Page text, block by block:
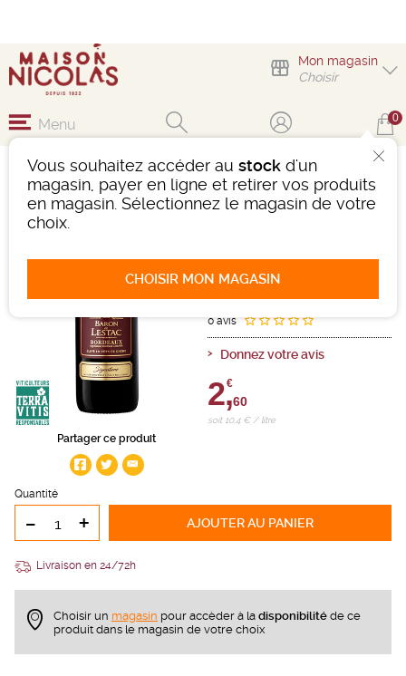
Mon magasin
Choisir
Vous souhaitez accéder au stock d'un
magasin, payer en ligne et retirer vos produits
en magasin. Sélectionnez le magasin de votre
choix.
CHOISIR MON MAGASIN
Menu 0
Partager ce produit
BARON DE LESTAC
SIGNATURE 25 CL
0 avis
Donnez votre avis
2,
€
60
soit 10,4 € / litre
Quantité
- + AJOUTERAU PANIER
Livraison en 24/72h
Choisir un magasin pour accèder à la disponibilité de ce
produit dans le magasin de votre choix